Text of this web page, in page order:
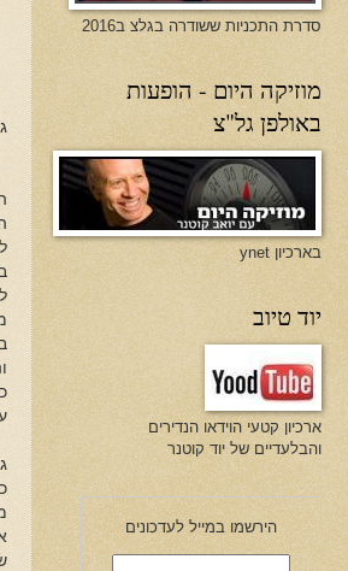
סדרת התכניות ששודרה בגלצ ב2016
מוזיקה היום - הופעות
באולפן גל"צ
בארכיון ynet
יוד טיוב
ארכיון קטעי הוידאו הנדירים
והבלעדיים של יוד קוטנר
הירשמו במייל לעדכונים